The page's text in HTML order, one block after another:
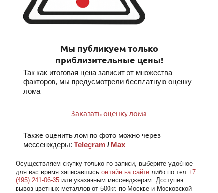
Мы публикуем только
приблизительные цены!
Так как итоговая цена зависит от множества
факторов, мы предусмотрели бесплатную оценку
лома
Заказать оценку лома
Также оценить лом по фото можно через
мессенждеры: Telegram / Max
Осуществляем скупку только по записи, выберите удобное
для вас время записавшись онлайн на сайте либо по тел +7
(495) 241-06-35 или указанным мессенджерам. Доступен
вывоз цветных металлов от 500кг. по Москве и Московской